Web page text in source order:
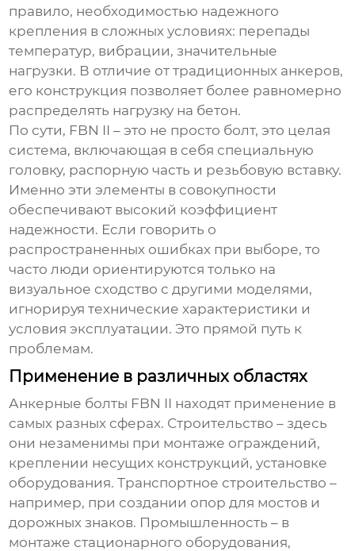
правило, необходимостью надежного
крепления в сложных условиях: перепады
температур, вибрации, значительные
нагрузки. В отличие от традиционных анкеров,
его конструкция позволяет более равномерно
распределять нагрузку на бетон.
По сути, FBN II – это не просто болт, это целая
система, включающая в себя специальную
головку, распорную часть и резьбовую вставку.
Именно эти элементы в совокупности
обеспечивают высокий коэффициент
надежности. Если говорить о
распространенных ошибках при выборе, то
часто люди ориентируются только на
визуальное сходство с другими моделями,
игнорируя технические характеристики и
условия эксплуатации. Это прямой путь к
проблемам.
Применение в различных областях
Анкерные болты FBN II находят применение в
самых разных сферах. Строительство – здесь
они незаменимы при монтаже ограждений,
креплении несущих конструкций, установке
оборудования. Транспортное строительство –
например, при создании опор для мостов и
дорожных знаков. Промышленность – в
монтаже стационарного оборудования,